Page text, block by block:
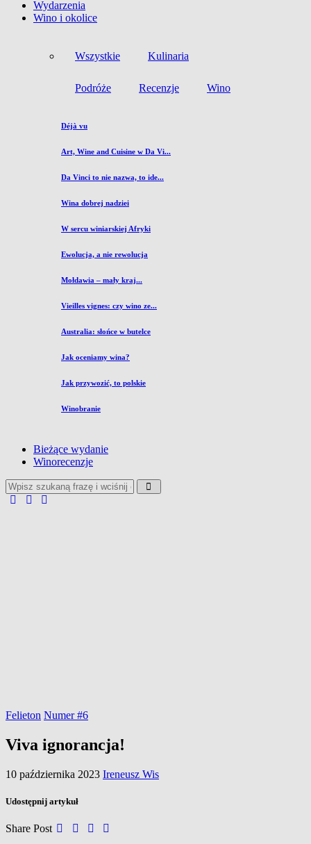
Wydarzenia
Wino i okolice
Wszystkie Kulinaria
Podróże Recenzje Wino
Déjà vu
Art, Wine and Cuisine w Da Vi...
Da Vinci to nie nazwa, to ide...
Wina dobrej nadziei
W sercu winiarskiej Afryki
Ewolucja, a nie rewolucja
Mołdawia – mały kraj...
Vieilles vignes: czy wino ze...
Australia: słońce w butelce
Jak oceniamy wina?
Jak przywozić, to polskie
Winobranie
Bieżące wydanie
Winorecenzje
Felieton Numer #6
Viva ignorancja!
10 października 2023 Ireneusz Wis
Udostępnij artykuł
Share Post